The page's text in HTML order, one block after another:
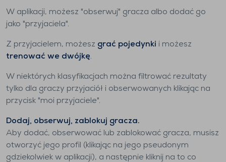
W aplikacji, możesz "obserwuj" gracza albo dodać go
jako "przyjaciela".
Z przyjacielem, możesz grać pojedynki i możesz
trenować we dwójkę.
W niektórych klasyfikacjach można filtrować rezultaty
tylko dla graczy przyjaciół i obserwowanych klikając na
przycisk "moi przyjaciele".
Dodaj, obserwuj, zablokuj gracza.
Aby dodać, obserwować lub zablokować gracza, musisz
otworzyć jego profil (klikając na jego pseudonym
gdziekolwiek w aplikacji), a następnie kliknij na to co